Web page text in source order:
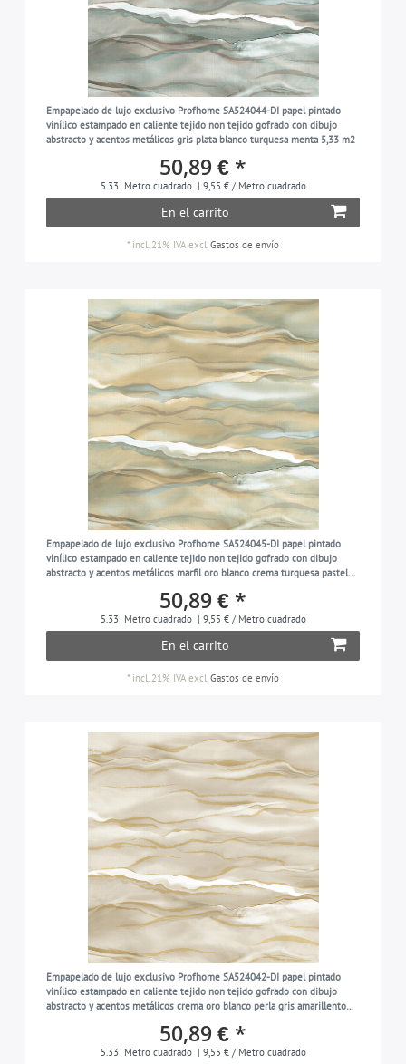
Empapelado de lujo exclusivo Profhome SA524044-DI papel pintado
vinílico estampado en caliente tejido non tejido gofrado con dibujo
abstracto y acentos metálicos gris plata blanco turquesa menta 5,33 m2
50,89 € *
5.33 Metro cuadrado | 9,55 € / Metro cuadrado
En el carrito
* incl. 21% IVA excl. Gastos de envío
Empapelado de lujo exclusivo Profhome SA524045-DI papel pintado
vinílico estampado en caliente tejido non tejido gofrado con dibujo
abstracto y acentos metálicos marfil oro blanco crema turquesa pastel
50,89 € *
5.33 Metro cuadrado | 9,55 € / Metro cuadrado
En el carrito
* incl. 21% IVA excl.Gastos de envío
Empapelado de lujo exclusivo Profhome SA524042-DI papel pintado
vinílico estampado en caliente tejido non tejido gofrado con dibujo
abstracto y acentos metálicos crema oro blanco perla gris amarillento
50,89 € *
5.33 Metro cuadrado | 9,55 € / Metro cuadrado